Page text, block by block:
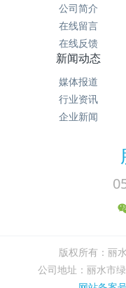
公司简介
在线留言
在线反馈
新闻动态
媒体报道
行业资讯
企业新闻
版权所有：丽
公司地址：丽水市